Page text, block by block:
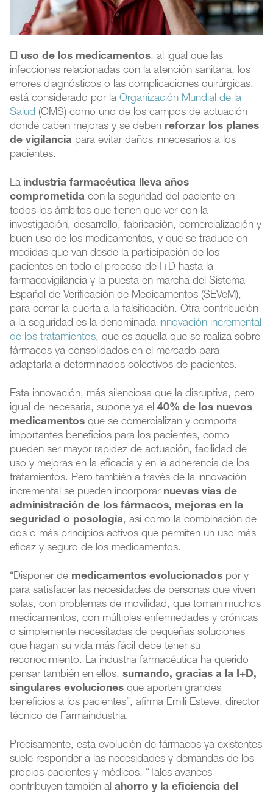
El uso de los medicamentos, al igual que las
infecciones relacionadas con la atención sanitaria, los
errores diagnósticos o las complicaciones quirúrgicas,
está considerado por laOrganización Mundial de la
Salud (OMS) como uno de los campos de actuación
donde caben mejoras y se deben reforzar los planes
de vigilancia para evitar daños innecesarios a los
pacientes.
La industria farmacéutica lleva años
comprometida con la seguridad del paciente en
todos los ámbitos que tienen que ver con la
investigación, desarrollo, fabricación, comercialización y
buen uso de los medicamentos, y que se traduce en
medidas que van desde la participación de los
pacientes en todo el proceso de I+D hasta la
farmacovigilancia y la puesta en marcha del Sistema
Español de Verificación de Medicamentos (SEVeM),
para cerrar la puerta a la falsificación. Otra contribución
a la seguridad es la denominada innovación incremental
de los tratamientos, que es aquella que se realiza sobre
fármacos ya consolidados en el mercado para
adaptarla a determinados colectivos de pacientes.
Esta innovación, más silenciosa que la disruptiva, pero
igual de necesaria, supone ya el 40% de los nuevos
medicamentos que se comercializan y comporta
importantes beneficios para los pacientes, como
pueden ser mayor rapidez de actuación, facilidad de
uso y mejoras en la eficacia y en la adherencia de los
tratamientos. Pero también a través de la innovación
incremental se pueden incorporar nuevas vías de
administración de los fármacos, mejoras en la
seguridad o posología, así como la combinación de
dos o más principios activos que permiten un uso más
eficaz y seguro de los medicamentos.
“Disponer de medicamentos evolucionados por y
para satisfacer las necesidades de personas que viven
solas, con problemas de movilidad, que toman muchos
medicamentos, con múltiples enfermedades y crónicas
o simplemente necesitadas de pequeñas soluciones
que hagan su vida más fácil debe tener su
reconocimiento. La industria farmacéutica ha querido
pensar también en ellos,sumando, gracias a la I+D,
singulares evoluciones que aporten grandes
beneficios a los pacientes”, afirma Emili Esteve, director
técnico de Farmaindustria.
Precisamente, esta evolución de fármacos ya existentes
suele responder a las necesidades y demandas de los
propios pacientes y médicos. “Tales avances
contribuyen también alahorro y la eficiencia del